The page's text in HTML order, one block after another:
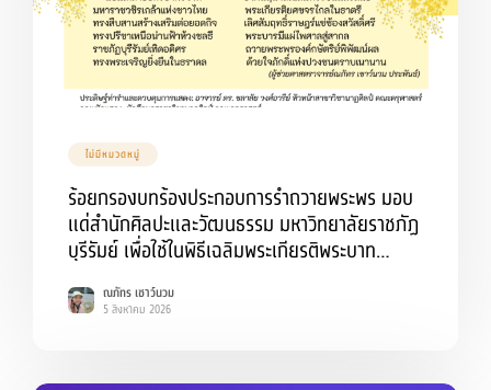
ไม่มีหมวดหมู่
ร้อยกรองบทร้องประกอบการรำถวายพระพร มอบ
แด่สำนักศิลปะและวัฒนธรรม มหาวิทยาลัยราชภัฏ
บุรีรัมย์ เพื่อใช้ในพิธีเฉลิมพระเกียรติพระบาท
ณภัทร เชาว์นวม
5 สิงหาคม 2026